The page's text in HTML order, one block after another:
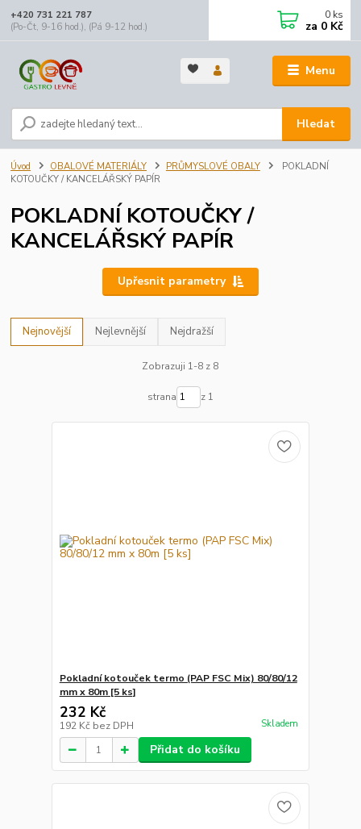
Menu
Hledat
+420 731 221 787
(Po-Čt, 9-16 hod.), (Pá 9-12 hod.)
0 ks
za 0 Kč
Úvod OBALOVÉ MATERIÁLY PRŮMYSLOVÉ OBALY
POKLADNÍ
KOTOUČKY / KANCELÁŘSKÝ PAPÍR
POKLADNÍ KOTOUČKY /
KANCELÁŘSKÝ PAPÍR
Upřesnit parametry
Nejnovější Nejlevnější Nejdražší
Zobrazuji 1-8 z 8
strana z 1
Pokladní kotouček termo (PAP FSC Mix) 80/80/12
mm x 80m [5 ks]
232 Kč
192 Kč bez DPH Skladem
Přidat do košíku